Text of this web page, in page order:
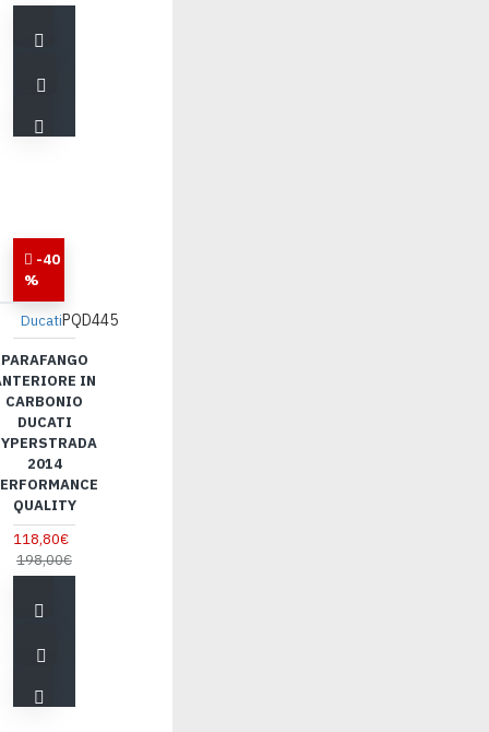
-40
%
DucatiPQD445
PARAFANGO
IN
CARBONIO
DUCATI
2014
QUALITY
118,80€
198,00€